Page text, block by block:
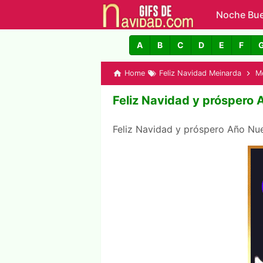
Noche
GIFs de
A B C D E F
Home Feliz Navidad Meinarda
Feliz Navidad y próspero
Feliz Navidad y próspero Año